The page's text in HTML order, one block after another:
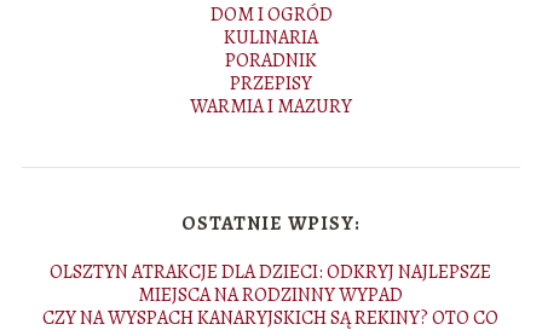
DOM I OGRÓD
KULINARIA
PORADNIK
PRZEPISY
WARMIA I MAZURY
OSTATNIE WPISY:
OLSZTYN ATRAKCJE DLA DZIECI: ODKRYJ NAJLEPSZE
MIEJSCA NA RODZINNY WYPAD
CZY NA WYSPACH KANARYJSKICH SĄ REKINY? OTO CO